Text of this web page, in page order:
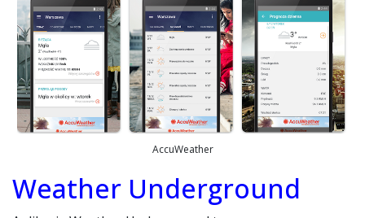
AccuWeather
Weather Underground